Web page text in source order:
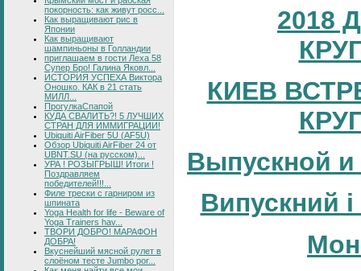
покорность: как живут росс...
Как выращивают рис в
Японии
Как выращивают
шампиньоны в Голландии
приглашаем в гости Леха 58
Супер Бро! Галина Яковл...
ИСТОРИЯ УСПЕХА Виктора
Оношко. КАК в 21 стать
МИЛЛ...
ПрогулкаСпапой
КУДА СВАЛИТЬ?! 5 ЛУЧШИХ
СТРАН ДЛЯ ИММИГРАЦИИ!
Ubiquiti AirFiber 5U (AF5U)
Обзор Ubiquiti AirFiber 24 от
UBNT.SU (на русском)...
УРА ! РОЗЫГРЫШ! Итоги !
Поздравляем
победителей!!!...
Филе трески с гарниром из
шпината
Yoga Health for life - Beware of
Yoga Trainers hav...
ТВОРИ ДОБРО! МАРАФОН
ДОБРА!
Вкуснейший мясной рулет в
слоёном тесте Jumbo por...
2018
КИЕВ
Выпускной и
Випускний